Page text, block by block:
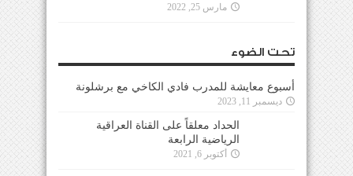
مارس 25, 2022
تحت الضوء
أسبوع معايشة للمدرب فادي الكاخي مع برشلونة
ديسمبر 11, 2023
الحداد معلقاً على القناة العراقية
الرياضية الرابعة
أكتوبر 6, 2021